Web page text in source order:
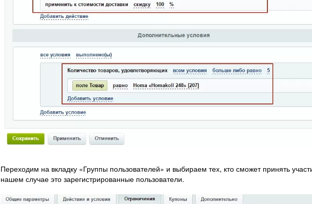
Переходим на вкладку «Группы пользователей» и выбираем тех, кто сможет принять
нашем случае это зарегистрированные пользователи.